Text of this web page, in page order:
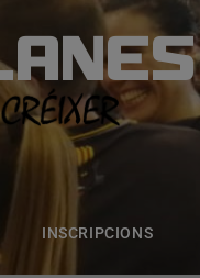
INSCRIPCIONS